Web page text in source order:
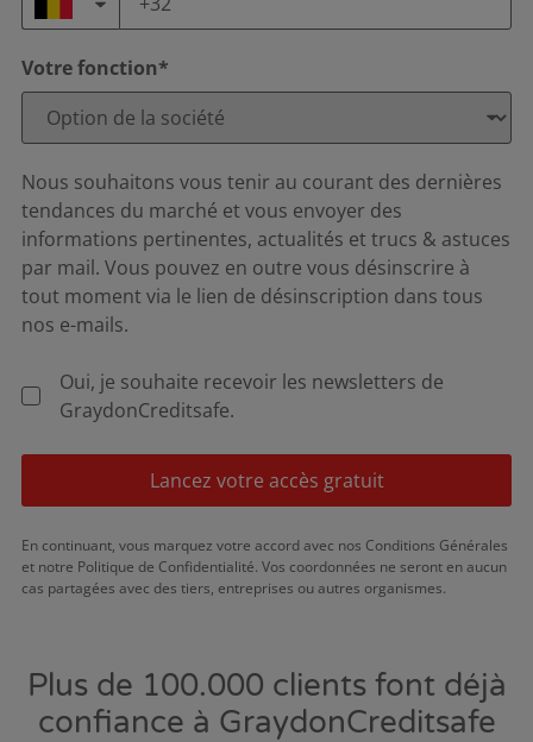
Votre fonction*
Nous souhaitons vous tenir au courant des dernières
tendances du marché et vous envoyer des
informations pertinentes, actualités et trucs & astuces
par mail. Vous pouvez en outre vous désinscrire à
tout moment via le lien de désinscription dans tous
nos e-mails.
Oui, je souhaite recevoir les newsletters de
GraydonCreditsafe.
Lancez votre accès gratuit
En continuant, vous marquez votre accord avec nos Conditions Générales
et notre Politique de Confidentialité. Vos coordonnées ne seront en aucun
cas partagées avec des tiers, entreprises ou autres organismes.
Plus de 100.000 clients font déjà
confiance à GraydonCreditsafe